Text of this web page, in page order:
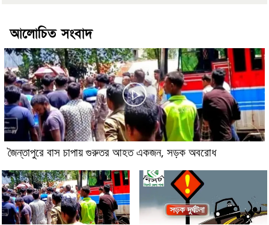
আলোচিত সংবাদ
জৈন্তাপুরে বাস চাপায় গুরুতর আহত একজন, সড়ক অবরোধ